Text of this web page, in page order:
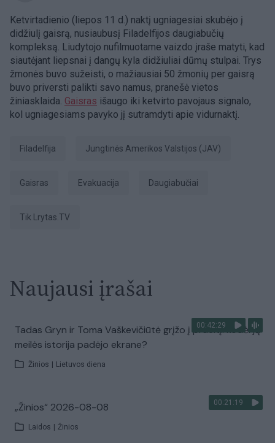
Ketvirtadienio (liepos 11 d.) naktį ugniagesiai skubėjo į
didžiulį gaisrą, nusiaubusį Filadelfijos daugiabučių
kompleksą. Liudytojo nufilmuotame vaizdo įraše matyti, kad
siautėjant liepsnai į dangų kyla didžiuliai dūmų stulpai. Trys
žmonės buvo sužeisti, o mažiausiai 50 žmonių per gaisrą
buvo priversti palikti savo namus, pranešė vietos
žiniasklaida. Gaisras išaugo iki ketvirto pavojaus signalo,
kol ugniagesiams pavyko jį sutramdyti apie vidurnaktį.
Filadelfija Jungtinės Amerikos Valstijos (JAV)
Gaisras evakuacija daugiabučiai
tik Lrytas.TV
Naujausi įrašai
00:42:29
Tadas Gryn ir Toma Vaškevičiūtė grįžo į praeitį: kodėl jų
meilės istorija padėjo ekrane?
Žinios Lietuvos diena
00:21:19
„Žinios“ 2026-08-08
Laidos Žinios